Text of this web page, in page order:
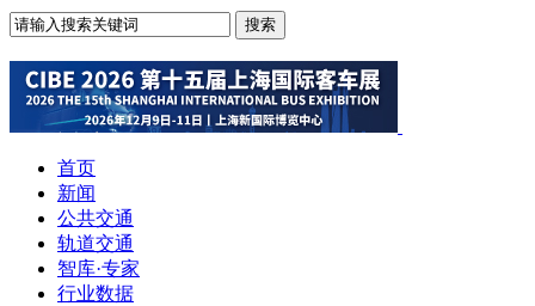
首页
新闻
公共交通
轨道交通
智库·专家
行业数据